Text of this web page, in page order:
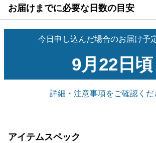
お届けまでに必要な日数の目安
今日申し込んだ場合のお届け予
9月22日頃
詳細・注意事項をご確認くだ
アイテムスペック